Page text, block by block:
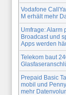
Vodafone
M erhält mehr
Umfrage: Alarm
Broadcast und
Apps werden
Telekom baut
Prepaid Basic
mobil und
mehr